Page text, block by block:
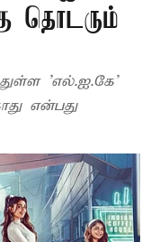
தொடரும்
'எல்.ஐ.கே'
என்பது